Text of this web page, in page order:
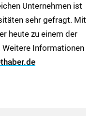
Unternehmen ist
sehr gefragt. Mit
heute zu einem der
Weitere Informationen